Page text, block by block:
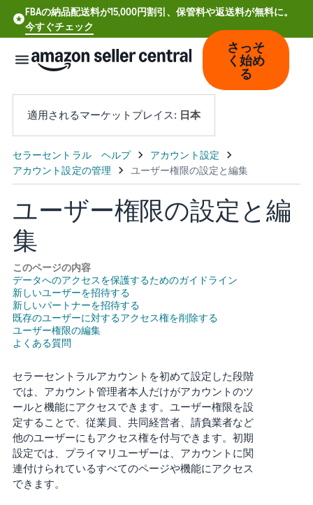
FBAの納品配送料が15,000円割引、保管料や返送料が無料に。
今すぐチェック
日
本
語
中
文
CN
Deutsch
- DE
Español
- ES
Français
Italiano
- IT
한
국
어
-
さっそ
く始め
る
適用されるマーケットプレイス: 日本
ユーザー権限の設定と編
集
このページの内容
データへのアクセスを保護するためのガイドライン
新しいユーザーを招待する
新しいパートナーを招待する
既存のユーザーに対するアクセス権を削除する
ユーザー権限の編集
よくある質問
セラーセントラルアカウントを初めて設定した段階
では、アカウント管理者本人だけがアカウントのツ
ールと機能にアクセスできます。ユーザー権限を設
定することで、従業員、共同経営者、請負業者など
他のユーザーにもアクセス権を付与できます。 初期
設定では、プライマリユーザーは、アカウントに関
連付けられているすべてのページや機能にアクセス
できます。